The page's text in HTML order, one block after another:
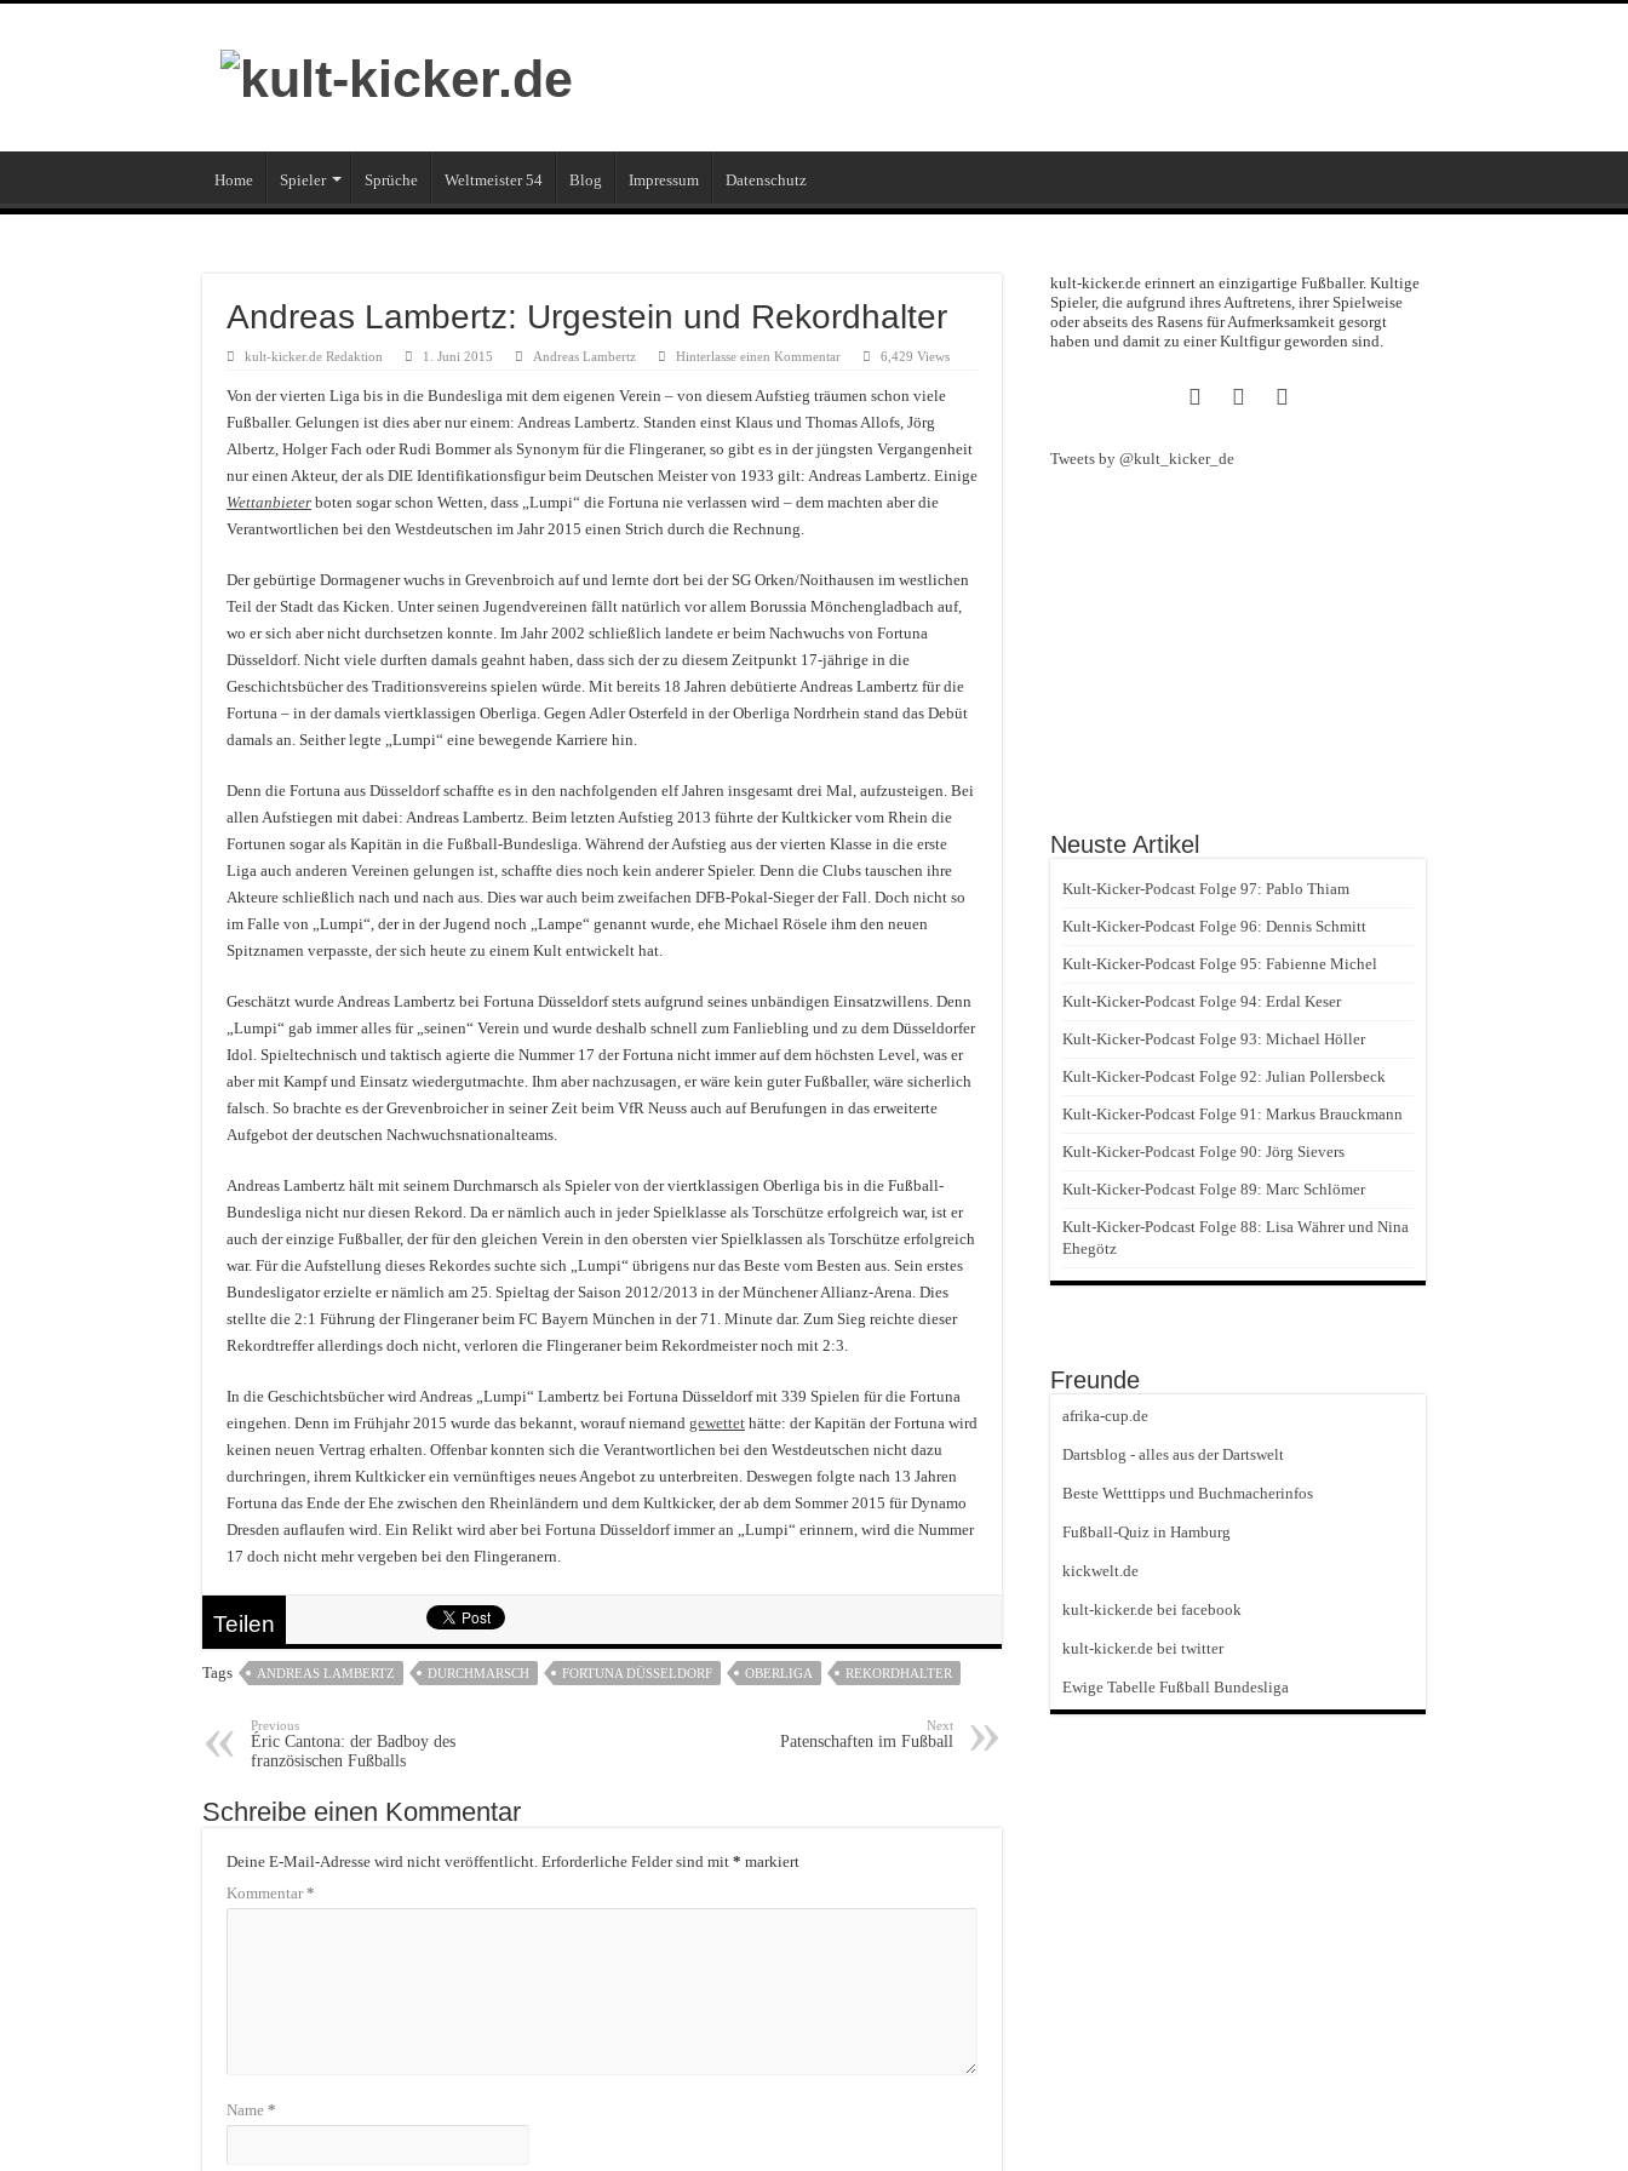
Home Spieler Sprüche Weltmeister 54 Blog Impressum Datenschutz
Andreas Lambertz: Urgestein und Rekordhalter
kult-kicker.de Redaktion 1. Juni 2015 Andreas Lambertz Hinterlasse einen Kommentar 6,429 Views
Von der vierten Liga bis in die Bundesliga mit dem eigenen Verein – von diesem Aufstieg träumen schon viele
Fußballer. Gelungen ist dies aber nur einem: Andreas Lambertz. Standen einst Klaus und Thomas Allofs, Jörg
Albertz, Holger Fach oder Rudi Bommer als Synonym für die Flingeraner, so gibt es in der jüngsten Vergangenheit
nur einen Akteur, der als DIE Identifikationsfigur beim Deutschen Meister von 1933 gilt: Andreas Lambertz. Einige
Wettanbieter boten sogar schon Wetten, dass „Lumpi“ die Fortuna nie verlassen wird – dem machten aber die
Verantwortlichen bei den Westdeutschen im Jahr 2015 einen Strich durch die Rechnung.
Der gebürtige Dormagener wuchs in Grevenbroich auf und lernte dort bei der SG Orken/Noithausen im westlichen
Teil der Stadt das Kicken. Unter seinen Jugendvereinen fällt natürlich vor allem Borussia Mönchengladbach auf,
wo er sich aber nicht durchsetzen konnte. Im Jahr 2002 schließlich landete er beim Nachwuchs von Fortuna
Düsseldorf. Nicht viele durften damals geahnt haben, dass sich der zu diesem Zeitpunkt 17-jährige in die
Geschichtsbücher des Traditionsvereins spielen würde. Mit bereits 18 Jahren debütierte Andreas Lambertz für die
Fortuna – in der damals viertklassigen Oberliga. Gegen Adler Osterfeld in der Oberliga Nordrhein stand das Debüt
damals an. Seither legte „Lumpi“ eine bewegende Karriere hin.
Denn die Fortuna aus Düsseldorf schaffte es in den nachfolgenden elf Jahren insgesamt drei Mal, aufzusteigen. Bei
allen Aufstiegen mit dabei: Andreas Lambertz. Beim letzten Aufstieg 2013 führte der Kultkicker vom Rhein die
Fortunen sogar als Kapitän in die Fußball-Bundesliga. Während der Aufstieg aus der vierten Klasse in die erste
Liga auch anderen Vereinen gelungen ist, schaffte dies noch kein anderer Spieler. Denn die Clubs tauschen ihre
Akteure schließlich nach und nach aus. Dies war auch beim zweifachen DFB-Pokal-Sieger der Fall. Doch nicht so
im Falle von „Lumpi“, der in der Jugend noch „Lampe“ genannt wurde, ehe Michael Rösele ihm den neuen
Spitznamen verpasste, der sich heute zu einem Kult entwickelt hat.
Geschätzt wurde Andreas Lambertz bei Fortuna Düsseldorf stets aufgrund seines unbändigen Einsatzwillens. Denn
„Lumpi“ gab immer alles für „seinen“ Verein und wurde deshalb schnell zum Fanliebling und zu dem Düsseldorfer
Idol. Spieltechnisch und taktisch agierte die Nummer 17 der Fortuna nicht immer auf dem höchsten Level, was er
aber mit Kampf und Einsatz wiedergutmachte. Ihm aber nachzusagen, er wäre kein guter Fußballer, wäre sicherlich
falsch. So brachte es der Grevenbroicher in seiner Zeit beim VfR Neuss auch auf Berufungen in das erweiterte
Aufgebot der deutschen Nachwuchsnationalteams.
Andreas Lambertz hält mit seinem Durchmarsch als Spieler von der viertklassigen Oberliga bis in die Fußball-
Bundesliga nicht nur diesen Rekord. Da er nämlich auch in jeder Spielklasse als Torschütze erfolgreich war, ist er
auch der einzige Fußballer, der für den gleichen Verein in den obersten vier Spielklassen als Torschütze erfolgreich
war. Für die Aufstellung dieses Rekordes suchte sich „Lumpi“ übrigens nur das Beste vom Besten aus. Sein erstes
Bundesligator erzielte er nämlich am 25. Spieltag der Saison 2012/2013 in der Münchener Allianz-Arena. Dies
stellte die 2:1 Führung der Flingeraner beim FC Bayern München in der 71. Minute dar. Zum Sieg reichte dieser
Rekordtreffer allerdings doch nicht, verloren die Flingeraner beim Rekordmeister noch mit 2:3.
In die Geschichtsbücher wird Andreas „Lumpi“ Lambertz bei Fortuna Düsseldorf mit 339 Spielen für die Fortuna
eingehen. Denn im Frühjahr 2015 wurde das bekannt, worauf niemand gewettet hätte: der Kapitän der Fortuna wird
keinen neuen Vertrag erhalten. Offenbar konnten sich die Verantwortlichen bei den Westdeutschen nicht dazu
durchringen, ihrem Kultkicker ein vernünftiges neues Angebot zu unterbreiten. Deswegen folgte nach 13 Jahren
Fortuna das Ende der Ehe zwischen den Rheinländern und dem Kultkicker, der ab dem Sommer 2015 für Dynamo
Dresden auflaufen wird. Ein Relikt wird aber bei Fortuna Düsseldorf immer an „Lumpi“ erinnern, wird die Nummer
17 doch nicht mehr vergeben bei den Flingeranern.
Teilen
Tags ANDREAS LAMBERTZ DURCHMARSCH FORTUNA DÜSSELDORF OBERLIGA REKORDHALTER
Previous
Éric Cantona: der Badboy des
französischen Fußballs
Next
Patenschaften im Fußball
Schreibe einen Kommentar
Deine E-Mail-Adresse wird nicht veröffentlicht. Erforderliche Felder sind mit * markiert
Kommentar*
Name *
kult-kicker.de erinnert an einzigartige Fußballer. Kultige
Spieler, die aufgrund ihres Auftretens, ihrer Spielweise
oder abseits des Rasens für Aufmerksamkeit gesorgt
haben und damit zu einer Kultfigur geworden sind.
Tweets by @kult_kicker_de
Neuste Artikel
Kult-Kicker-Podcast Folge 97: Pablo Thiam
Kult-Kicker-Podcast Folge 96: Dennis Schmitt
Kult-Kicker-Podcast Folge 95: Fabienne Michel
Kult-Kicker-Podcast Folge 94: Erdal Keser
Kult-Kicker-Podcast Folge 93: Michael Höller
Kult-Kicker-Podcast Folge 92: Julian Pollersbeck
Kult-Kicker-Podcast Folge 91: Markus Brauckmann
Kult-Kicker-Podcast Folge 90: Jörg Sievers
Kult-Kicker-Podcast Folge 89: Marc Schlömer
Kult-Kicker-Podcast Folge 88: Lisa Währer und Nina
Ehegötz
Freunde
afrika-cup.de
Dartsblog - alles aus der Dartswelt
Beste Wetttipps und Buchmacherinfos
Fußball-Quiz in Hamburg
kickwelt.de
kult-kicker.de bei facebook
kult-kicker.de bei twitter
Ewige Tabelle Fußball Bundesliga